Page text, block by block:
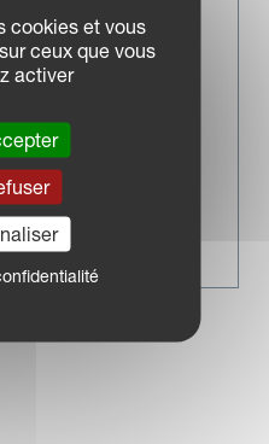
cookies et vous
ceux que vous
activer